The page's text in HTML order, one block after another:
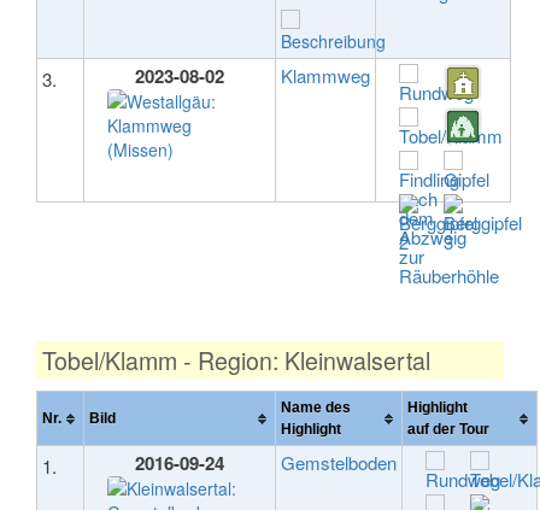
3. 2023-08-02 Klammweg
Tobel/Klamm - Region: Kleinwalsertal
Nr. Bild
Name des
Highlight
Highlight
auf der Tour
1. 2016-09-24 Gemstelboden